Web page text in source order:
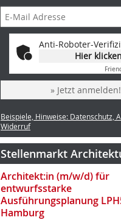
Foto: Benedikt
Anti-Roboter-
Hier klicken
» Jetzt anmelden!
Beispiele, Hinweise: Datenschutz,
Widerruf
Stellenmarkt
Architekt:in (m/w/d) für
entwurfsstarke
Ausführungsplanung
Hamburg